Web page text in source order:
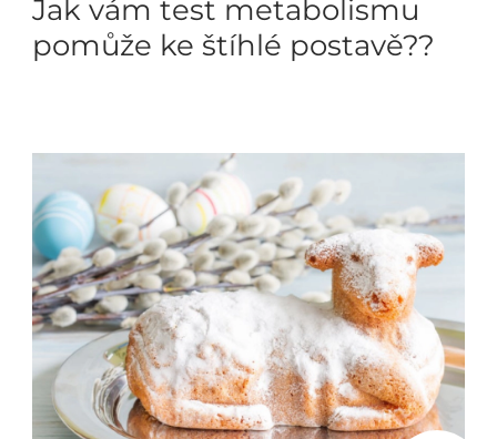
Jak vám test metabolismu
pomůže ke štíhlé postavě??